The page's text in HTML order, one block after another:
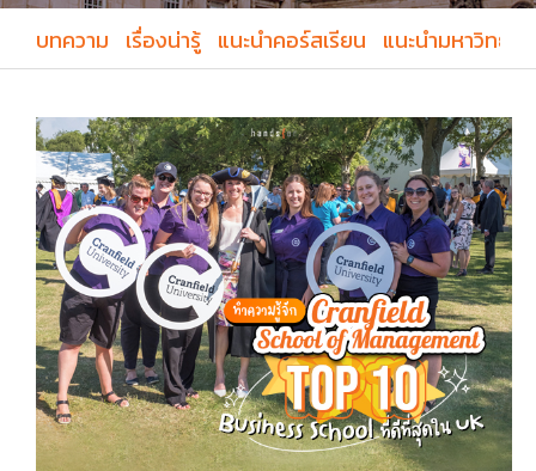
บทความ เรื่องน่ารู้ แนะนำคอร์สเรียน แนะนำมหาวิทยา